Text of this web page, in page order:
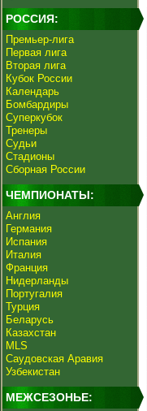
РОССИЯ:
Премьер-лига
Первая лига
Вторая лига
Кубок России
Календарь
Бомбардиры
Суперкубок
Тренеры
Судьи
Стадионы
Сборная России
ЧЕМПИОНАТЫ:
Англия
Германия
Испания
Италия
Франция
Нидерланды
Португалия
Турция
Беларусь
Казахстан
MLS
Саудовская Аравия
Узбекистан
МЕЖСЕЗОНЬЕ: